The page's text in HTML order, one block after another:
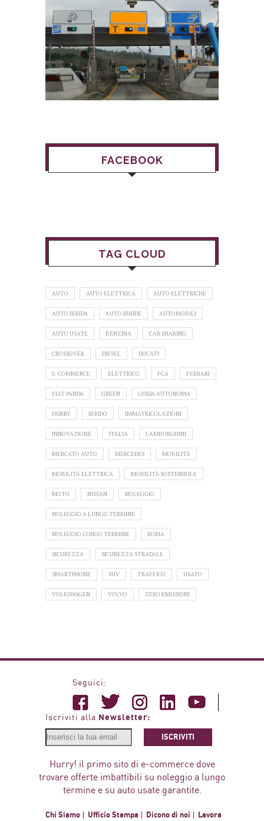
FACEBOOK
TAG CLOUD
AUTO AUTO ELETTRICA AUTO ELETTRICHE
AUTO IBRIDA AUTO IBRIDE AUTOMOBILI
AUTO USATE BENZINA CAR SHARING
CROSSOVER DIESEL DUCATI
E-COMMERCE ELETTRICO FCA FERRARI
FIAT PANDA GREEN GUIDA AUTONOMA
HURRY IBRIDO IMMATRICOLAZIONI
INNOVAZIONE ITALIA LAMBORGHINI
MERCATO AUTO MERCEDES MOBILITÀ
MOBILITÀ ELETTRICA MOBILITÀ SOSTENIBILE
MOTO NISSAN NOLEGGIO
NOLEGGIO A LUNGO TERMINE
NOLEGGIO LUNGO TERMINE ROMA
SICUREZZA SICUREZZA STRADALE
SMARTPHONE SUV TRAFFICO USATO
VOLKSWAGEN VOLVO ZERO EMISSIONI
Seguici:
Iscriviti alla Newsletter:
ISCRIVITI
Hurry! il primo sito di e-commerce dove
trovare offerte imbattibili su noleggio a lungo
termine e su auto usate garantite.
Chi Siamo Ufficio Stampa Dicono di noi Lavora